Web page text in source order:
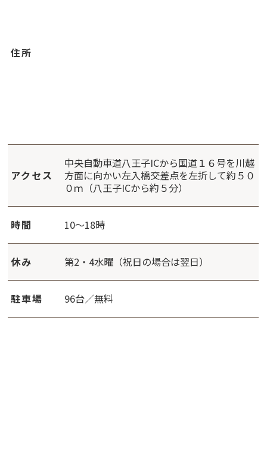
住所
アクセス
中央自動車道八王子ICから国道１６号を川越
方面に向かい左入橋交差点を左折して約５０
０ｍ（八王子ICから約５分）
時間 10～18時
休み 第2・4水曜（祝日の場合は翌日）
駐車場 96台／無料